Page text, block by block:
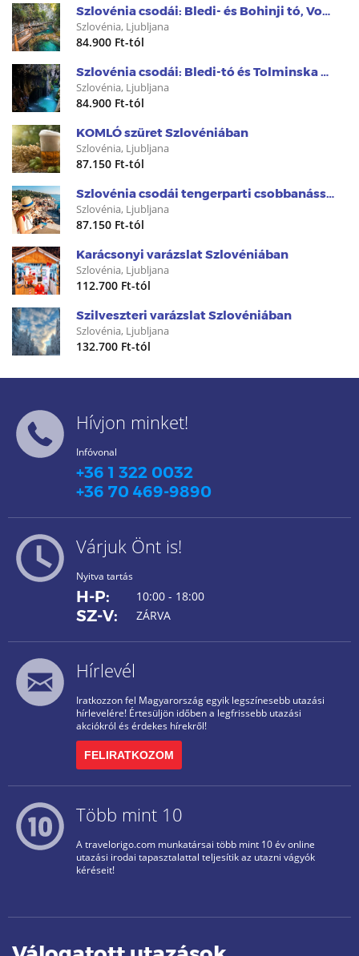
Szlovénia csodái: Bledi- és Bohinji tó, Vogel és Vintgar
Szlovénia, Ljubljana
84.900 Ft-tól
Szlovénia csodái: Bledi-tó és Tolminska korita szurdok
Szlovénia, Ljubljana
84.900 Ft-tól
KOMLÓ szüret Szlovéniában
Szlovénia, Ljubljana
87.150 Ft-tól
Szlovénia csodái tengerparti csobbanással
Szlovénia, Ljubljana
87.150 Ft-tól
Karácsonyi varázslat Szlovéniában
Szlovénia, Ljubljana
112.700 Ft-tól
Szilveszteri varázslat Szlovéniában
Szlovénia, Ljubljana
132.700 Ft-tól
Hívjon minket!
Infóvonal
+36 1 322 0032
+36 70 469-9890
Várjuk Önt is!
Nyitva tartás
H-P: 10:00 - 18:00
SZ-V: ZÁRVA
Hírlevél
Iratkozzon fel Magyarország egyik legszínesebb utazási
hírlevelére! Értesüljön időben a legfrissebb utazási
akciókról és érdekes hírekről!
FELIRATKOZOM
Több mint 10
A travelorigo.com munkatársai több mint 10 év online
utazási irodai tapasztalattal teljesítik az utazni vágyók
kéréseit!